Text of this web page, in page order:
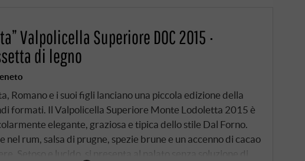
Valpolicella Superiore DOC 2015 ·
di legno
Romano e i suoi figli lanciano una piccola edizione della
formati. Il Valpolicella Superiore Monte Lodoletta 2015 è
elegante, graziosa e tipica dello stile Dal Forno.
nel rum, salsa di prugne, spezie brune e un accenno di cacao
Setoso e lucido, si presenta al palato senza soluzione di